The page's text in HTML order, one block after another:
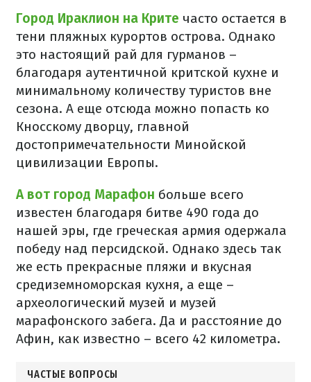
Город Ираклион на Крите часто остается в
тени пляжных курортов острова. Однако
это настоящий рай для гурманов –
благодаря аутентичной критской кухне и
минимальному количеству туристов вне
сезона. А еще отсюда можно попасть ко
Кносскому дворцу, главной
достопримечательности Минойской
цивилизации Европы.
А вот город Марафон больше всего
известен благодаря битве 490 года до
нашей эры, где греческая армия одержала
победу над персидской. Однако здесь так
же есть прекрасные пляжи и вкусная
средиземноморская кухня, а еще –
археологический музей и музей
марафонского забега. Да и расстояние до
Афин, как известно – всего 42 километра.
ЧАСТЫЕ ВОПРОСЫ